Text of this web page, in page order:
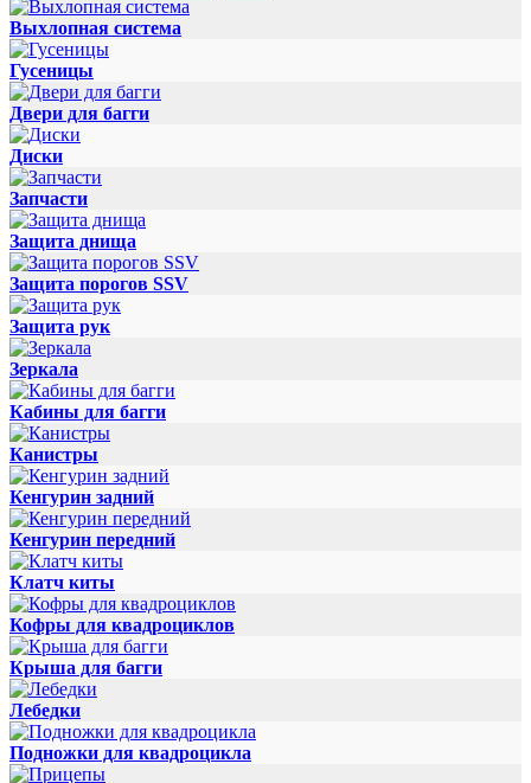
Выхлопная система
Гусеницы
Двери для багги
Диски
Запчасти
Защита днища
Защита порогов SSV
Защита рук
Зеркала
Кабины для багги
Канистры
Кенгурин задний
Кенгурин передний
Клатч киты
Кофры для квадроциклов
Крыша для багги
Лебедки
Подножки для квадроцикла